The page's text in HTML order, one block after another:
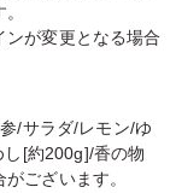
が変更となる場合
/サラダ/レモン/ゆ
[約200g]/香の物
ございます。